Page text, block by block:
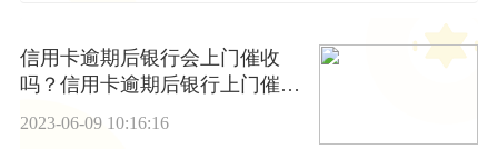
信用卡逾期后银行会上门催收
吗？信用卡逾期后银行上门催收
该怎么办？
2023-06-09 10:16:16